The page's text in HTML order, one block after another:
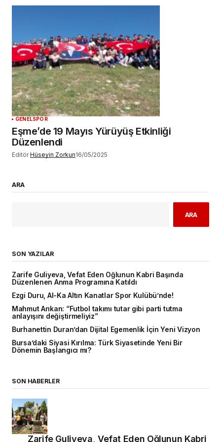
GENELSPOR
Eşme’de 19 Mayıs Yürüyüş Etkinliği
Düzenlendi
Editör Hüseyin Zorkun16/05/2025
ARA
ARA
SON YAZILAR
Zarife Guliyeva, Vefat Eden Oğlunun Kabri Başında
Düzenlenen Anma Programına Katıldı
Ezgi Duru, Al-Ka Altın Kanatlar Spor Kulübü’nde!
Mahmut Arıkan: “Futbol takımı tutar gibi parti tutma
anlayışını değiştirmeliyiz”
Burhanettin Duran’dan Dijital Egemenlik İçin Yeni Vizyon
Bursa’daki Siyasi Kırılma: Türk Siyasetinde Yeni Bir
Dönemin Başlangıcı mı?
SON HABERLER
Zarife Guliyeva, Vefat Eden Oğlunun Kabri